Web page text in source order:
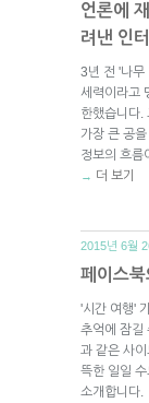
언론에
려낸 인
3년 전 '나무
세력이라고
한했습니다.
가장 큰 공
정보의 흐름
→ 더 보기
2015년 6월
페이스
'시간 여행'
추억에 잠길
과 같은 사
뜩한 일일
소개합니다.